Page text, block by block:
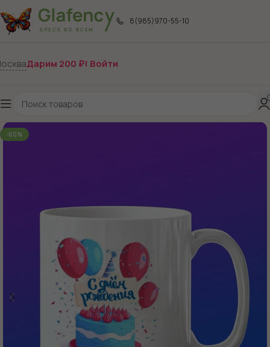
8(985)970-55-10
Дарим 200 ₽! Войти
-60%